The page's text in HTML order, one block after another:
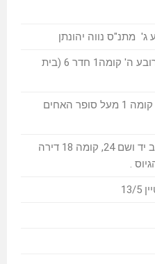
רח' אבן עזרא 23 רובע ה' קומה1 חדר 6 (בית
מלכי ישראל 35/5 קומה 1 מעל סופר האחים
"בית שיאים" | רחוב יד ושם 24, קומה 18 דירה